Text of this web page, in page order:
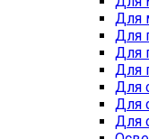
Для
Для
Для
Для
Для
Для
Для